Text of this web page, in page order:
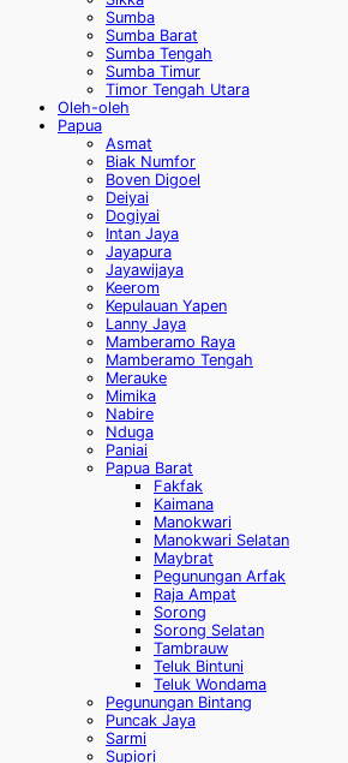
Sumba
Sumba Barat
Sumba Tengah
Sumba Timur
Timor Tengah Utara
Oleh-oleh
Papua
Asmat
Biak Numfor
Boven Digoel
Deiyai
Dogiyai
Intan Jaya
Jayapura
Jayawijaya
Keerom
Kepulauan Yapen
Lanny Jaya
Mamberamo Raya
Mamberamo Tengah
Merauke
Mimika
Nabire
Nduga
Paniai
Papua Barat
Fakfak
Kaimana
Manokwari
Manokwari Selatan
Maybrat
Pegunungan Arfak
Raja Ampat
Sorong
Sorong Selatan
Tambrauw
Teluk Bintuni
Teluk Wondama
Pegunungan Bintang
Puncak Jaya
Sarmi
Supiori